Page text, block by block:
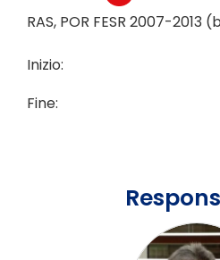
RAS, POR FESR 2007-2013
Inizio:
Fine: